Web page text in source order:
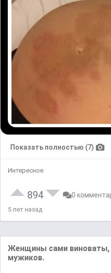
Показать полностью (7)
Интересное
894 0
5 лет назад
Женщины сами виноваты,
мужиков.